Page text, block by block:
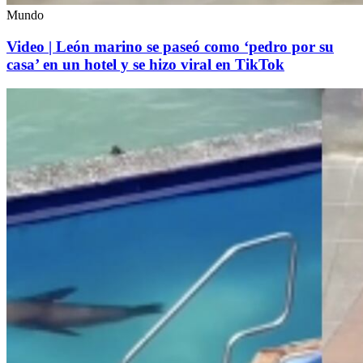
Mundo
Video | León marino se paseó como ‘pedro por su
casa’ en un hotel y se hizo viral en TikTok